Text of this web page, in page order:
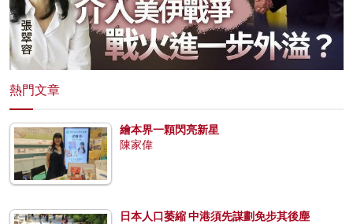
熱門文章
繪本界一顆閃亮新星
陳家偉
日本人口萎縮 中港須先謀劃免步其後塵